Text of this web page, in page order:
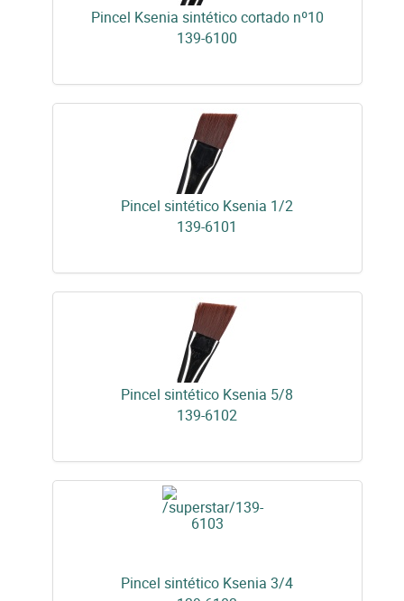
Pincel Ksenia sintético cortado nº10
139-6100
Pincel sintético Ksenia 1/2
139-6101
Pincel sintético Ksenia 5/8
139-6102
Pincel sintético Ksenia 3/4